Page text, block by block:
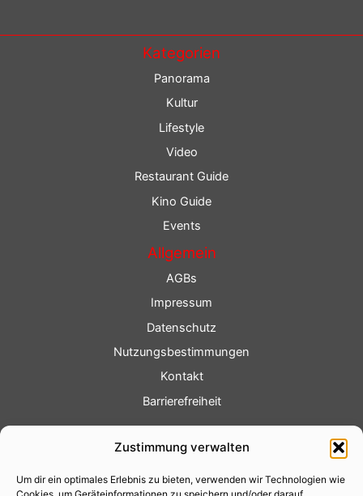
Zustimmung verwalten
Um dir ein optimales Erlebnis zu bieten, verwenden wir Technologien wie
Kategorien
Panorama
Kultur
Lifestyle
Video
Restaurant Guide
Kino Guide
Events
Allgemein
AGBs
Impressum
Datenschutz
Nutzungsbestimmungen
Kontakt
Barrierefreiheit
Fotoservice
Videoservice